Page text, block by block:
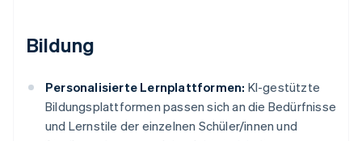
Bildung
Personalisierte Lernplattformen: KI-gestützte
Bildungsplattformen passen sich an die Bedürfnisse
und Lernstile der einzelnen Schüler/innen und